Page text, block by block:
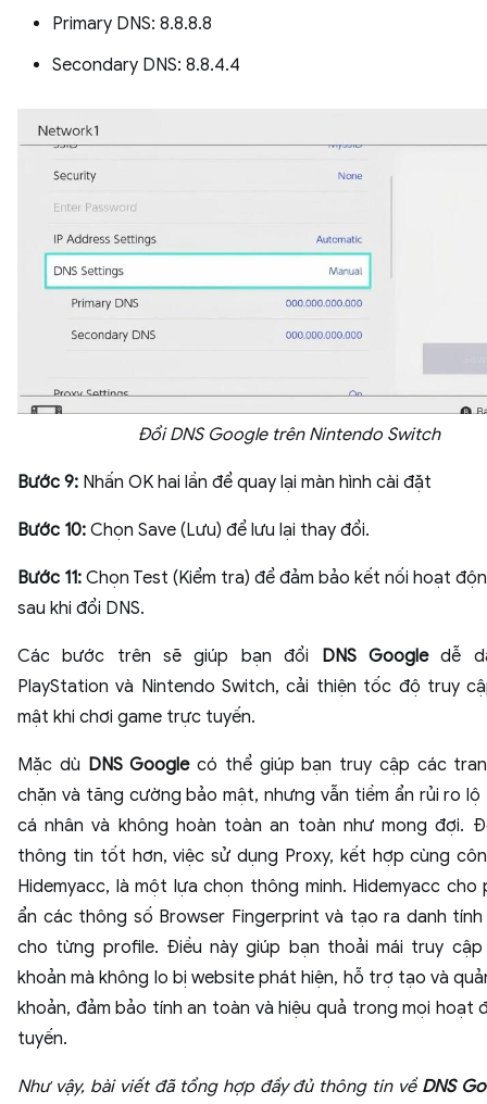
Primary DNS: 8.8.8.8
Secondary DNS: 8.8.4.4
Đổi DNS Google trên Nintendo Switch
Bước 9: Nhấn OK hai lần để quay lại màn hình cài đặt
Bước 10: Chọn Save (Lưu) để lưu lại thay đổi.
Bước 11: Chọn Test (Kiểm tra) để đảm bảo kết nối hoạt
sau khi đổi DNS.
Các bước trên sẽ giúp bạn đổi DNS Googledễ
PlayStation và Nintendo Switch, cải thiện tốc độ truy
mật khi chơi game trực tuyến.
Mặc dù DNS Googlecó thể giúp bạn truy cập các
chặn và tăng cường bảo mật, nhưng vẫn tiềm ẩn rủi ro
cá nhân và không hoàn toàn an toàn như mong đợi.
thông tin tốt hơn, việc sử dụng Proxy, kết hợp cùng
Hidemyacc, là một lựa chọn thông minh. Hidemyacc cho
ẩn các thông số Browser Fingerprint và tạo ra danh
cho từng profile. Điều này giúp bạn thoải mái truy cập
khoản mà không lo bị website phát hiện, hỗ trợ tạo và
khoản, đảm bảo tính an toàn và hiệu quả trong mọi hoạt
tuyến.
Như vậy, bài viết đã tổng hợp đầy đủ thông tin về DNS